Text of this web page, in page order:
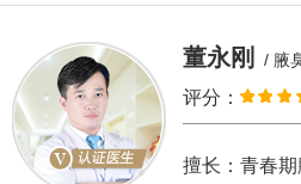
董永刚 / 腋
评分：
擅长：青春